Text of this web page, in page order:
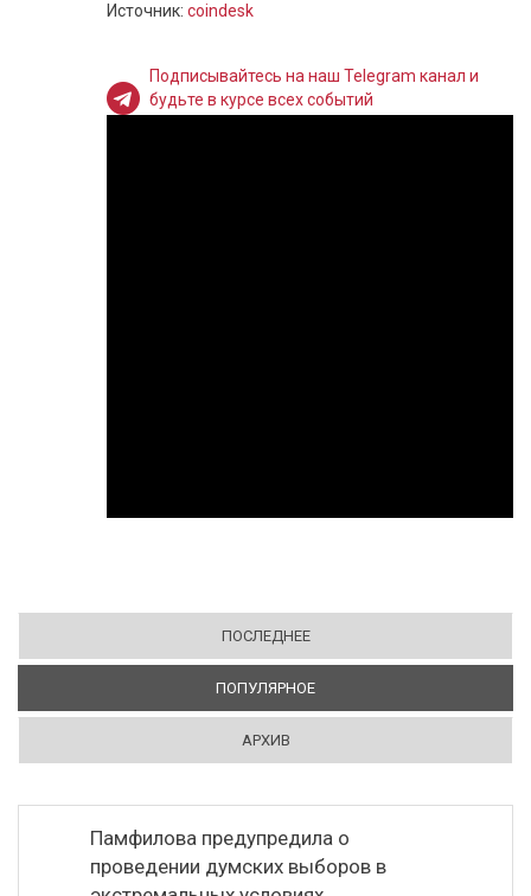
Источник: coindesk
Подписывайтесь на наш Telegram канал и
будьте в курсе всех событий
ПОСЛЕДНЕЕ
ПОПУЛЯРНОЕ
АРХИВ
Памфилова предупредила о
проведении думских выборов в